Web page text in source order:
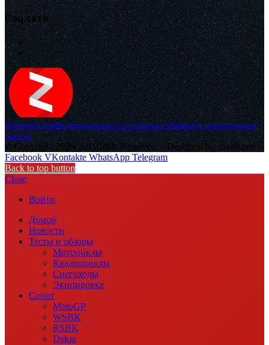
Соц.сети
Политика конфиденциальности и политика обработки персональных
данных
© Copyright 2026, All Rights Reserved |Designed by muvikone
Facebook VKontakte WhatsApp Telegram
Back to top button
Close
Войти
Домой
Новости
Тесты и обзоры
Мотоциклы
Квадроциклы
Снегоходы
Экипировка
Спорт
MotoGP
WSBK
RSBK
Dakar